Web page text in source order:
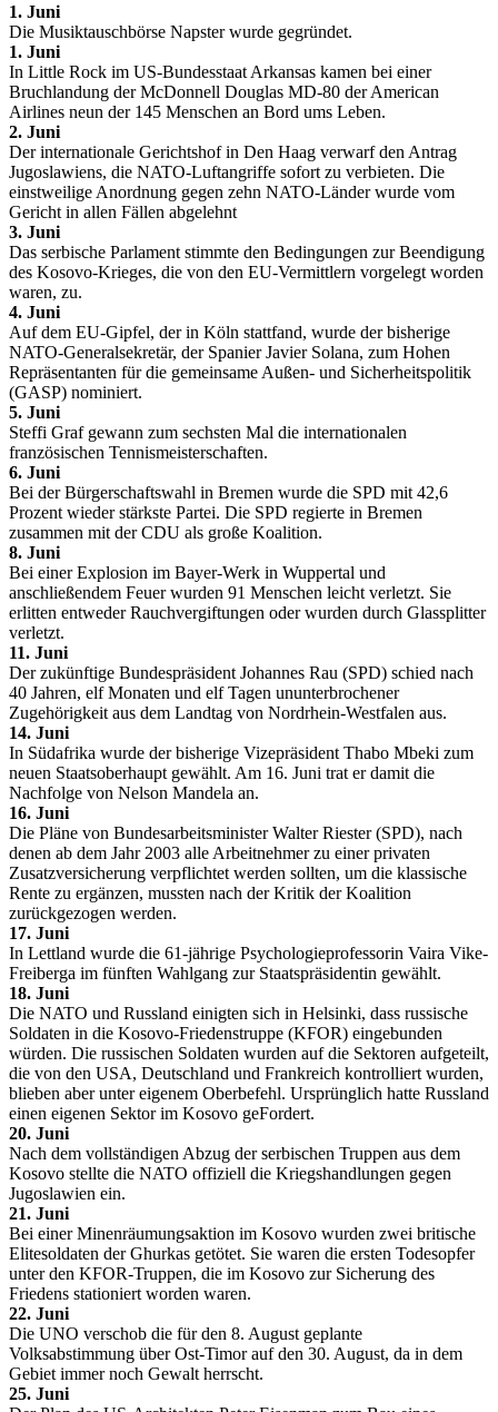
1. Juni
Die Musiktauschbörse Napster wurde gegründet.
1. Juni
In Little Rock im US-Bundesstaat Arkansas kamen bei einer
Bruchlandung der McDonnell Douglas MD-80 der American
Airlines neun der 145 Menschen an Bord ums Leben.
2. Juni
Der internationale Gerichtshof in Den Haag verwarf den Antrag
Jugoslawiens, die NATO-Luftangriffe sofort zu verbieten. Die
einstweilige Anordnung gegen zehn NATO-Länder wurde vom
Gericht in allen Fällen abgelehnt
3. Juni
Das serbische Parlament stimmte den Bedingungen zur Beendigung
des Kosovo-Krieges, die von den EU-Vermittlern vorgelegt worden
waren, zu.
4. Juni
Auf dem EU-Gipfel, der in Köln stattfand, wurde der bisherige
NATO-Generalsekretär, der Spanier Javier Solana, zum Hohen
Repräsentanten für die gemeinsame Außen- und Sicherheitspolitik
(GASP) nominiert.
5. Juni
Steffi Graf gewann zum sechsten Mal die internationalen
französischen Tennismeisterschaften.
6. Juni
Bei der Bürgerschaftswahl in Bremen wurde die SPD mit 42,6
Prozent wieder stärkste Partei. Die SPD regierte in Bremen
zusammen mit der CDU als große Koalition.
8. Juni
Bei einer Explosion im Bayer-Werk in Wuppertal und
anschließendem Feuer wurden 91 Menschen leicht verletzt. Sie
erlitten entweder Rauchvergiftungen oder wurden durch Glassplitter
verletzt.
11. Juni
Der zukünftige Bundespräsident Johannes Rau (SPD) schied nach
40 Jahren, elf Monaten und elf Tagen ununterbrochener
Zugehörigkeit aus dem Landtag von Nordrhein-Westfalen aus.
14. Juni
In Südafrika wurde der bisherige Vizepräsident Thabo Mbeki zum
neuen Staatsoberhaupt gewählt. Am 16. Juni trat er damit die
Nachfolge von Nelson Mandela an.
16. Juni
Die Pläne von Bundesarbeitsminister Walter Riester (SPD), nach
denen ab dem Jahr 2003 alle Arbeitnehmer zu einer privaten
Zusatzversicherung verpflichtet werden sollten, um die klassische
Rente zu ergänzen, mussten nach der Kritik der Koalition
zurückgezogen werden.
17. Juni
In Lettland wurde die 61-jährige Psychologieprofessorin Vaira Vike-
Freiberga im fünften Wahlgang zur Staatspräsidentin gewählt.
18. Juni
Die NATO und Russland einigten sich in Helsinki, dass russische
Soldaten in die Kosovo-Friedenstruppe (KFOR) eingebunden
würden. Die russischen Soldaten wurden auf die Sektoren aufgeteilt,
die von den USA, Deutschland und Frankreich kontrolliert wurden,
blieben aber unter eigenem Oberbefehl. Ursprünglich hatte Russland
einen eigenen Sektor im Kosovo geFordert.
20. Juni
Nach dem vollständigen Abzug der serbischen Truppen aus dem
Kosovo stellte die NATO offiziell die Kriegshandlungen gegen
Jugoslawien ein.
21. Juni
Bei einer Minenräumungsaktion im Kosovo wurden zwei britische
Elitesoldaten der Ghurkas getötet. Sie waren die ersten Todesopfer
unter den KFOR-Truppen, die im Kosovo zur Sicherung des
Friedens stationiert worden waren.
22. Juni
Die UNO verschob die für den 8. August geplante
Volksabstimmung über Ost-Timor auf den 30. August, da in dem
Gebiet immer noch Gewalt herrscht.
25. Juni